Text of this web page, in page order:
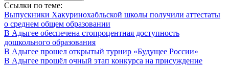
Ссылки по теме:
Выпускники Хакуринохабльской школы получили аттестаты
о среднем общем образовании
В Адыгее обеспечена стопроцентная доступность
дошкольного образования
В Адыгее прошел открытый турнир «Будущее России»
В Адыгее прошёл очный этап конкурса на присуждение